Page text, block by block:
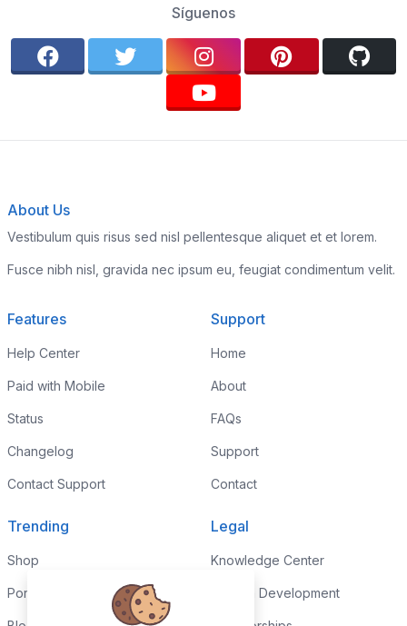
Síguenos
About Us
Vestibulum quis risus sed nisl pellentesque aliquet et et lorem.
Fusce nibh nisl, gravida nec ipsum eu, feugiat condimentum velit.
Features
Help Center
Paid with Mobile
Status
Changelog
Contact Support
Support
Home
About
FAQs
Support
Contact
Trending
Shop
Portfolio
Legal
Knowledge Center
Custom Development